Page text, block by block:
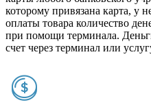
которому привязана карта, у
оплаты товара количество
при помощи терминала.
счет через терминал или